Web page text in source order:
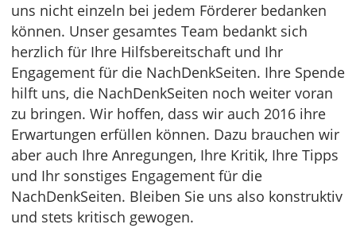
uns nicht einzeln bei jedem Förderer bedanken
können. Unser gesamtes Team bedankt sich
herzlich für Ihre Hilfsbereitschaft und Ihr
Engagement für die NachDenkSeiten. Ihre Spende
hilft uns, die NachDenkSeiten noch weiter voran
zu bringen. Wir hoffen, dass wir auch 2016 ihre
Erwartungen erfüllen können. Dazu brauchen wir
aber auch Ihre Anregungen, Ihre Kritik, Ihre Tipps
und Ihr sonstiges Engagement für die
NachDenkSeiten. Bleiben Sie uns also konstruktiv
und stets kritisch gewogen.